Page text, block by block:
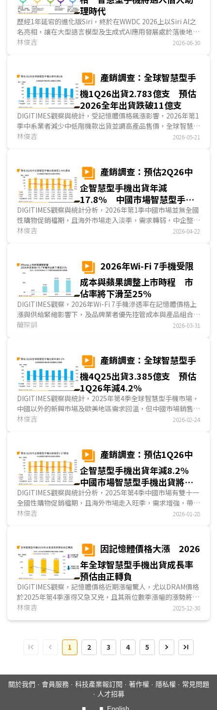
理時代
歷經1年延宕的進化版Siri，終於在WWDC 2026上以Siri AI之
名亮相，讓在大型語言模型及生成式AI應用發展處於落後地位
的蘋果迎頭趕上競爭者。DIGITIMES認為，相較於...
林俊吉 2026-06-30
產銷調查：全球智慧型手
機1Q26出貨2.783億支 預估
2026全年出貨跌破11億支
DIGITIMES觀察與統計，受記憶體價格飆漲影響，2026年第1
季中系業者減少中低階機款出貨並調高產品售價，全球智慧型
手機出貨量較2025年同期下滑5.6%，為2.783億支；展望
將較2025年同期下滑1成。...
林俊吉 2026-05-21
產銷調查：預估2Q26中
企智慧型手機出貨年減
17.8% 中國市場智慧型手機
出貨將年減5.4%
DIGITIMES觀察與統計分析，2026年第1季中國市場並無全國
性購物促銷檔期，且海外市場走入淡季，需求轉弱，中企整體
智慧型手機出貨下滑至1.533億支，季減18.3%，年減
林俊吉 2026-04-22
2026年Wi-Fi 7手機受限
成本與蘋果調整上市時程 市
佔率將下滑至25%
DIGITIMES觀察，2026年Wi-Fi 7手機滲透率在記憶體價格上
漲與供給緊縮影響下，及品牌業者優先控管成本與產品組合，
導致導入節奏放緩。儘管高通(Qualcomm)與聯發科的高階手
中高階市場相對保守的態勢。整體而言，在蘋果(Apple)加入
市場後，支援Wi-Fi 7的手機滲透率在2025年提升至26.1%，
然2026年因蘋果調整新機上市時程，滲透率預期略為下滑至
25%。...
簡琮訓 2026-03-31
產銷調查：全球智慧型手
機4Q25出貨3.385億支 預估
1Q26年減4.2%
DIGITIMES觀察與統計，2025年第4季全球智慧型手機市場，
中國以外的新興市場及歐美地區需求回溫，但中國市場銷售下
滑，全球智慧型手機市場出貨年增1.2%，為3.385億支....
林俊吉 2026-02-24
產銷調查：預估1Q26中
企智慧型手機出貨年減8.2%
中國市場智慧型手機出貨將年
減6.5%
DIGITIMES觀察與統計分析，2025年第4季中國市場有雙十一
全國性購物促銷檔期，且海外市場走入旺季，需求增強，帶動
中企整體智慧型手機出貨達1.876億支，季增6.0%，但年減
季增14.3%；中國市場智慧型手機2025全年出貨則為2.873億
支，年減0.6%。...
林俊吉 2026-01-28
因記憶體價格大漲 2026
年全球智慧型手機出貨成長率
預估由正轉負
DIGITIMES觀察，記憶體價格近期漲幅驚人，尤以DRAM價格
於2025年第4季漲得又急又兇，且其兩位數季漲幅的漲勢將延
續至2026年首季，嚴重衝擊包含智慧型手機在內的消費性電
林俊吉 2025-12-30
1 2 3 4 5
關於我們 · 會員服務· 科技產業報訂閱 · 著作權· 隱私權· 常見問題
· 人才招募
■
■ English